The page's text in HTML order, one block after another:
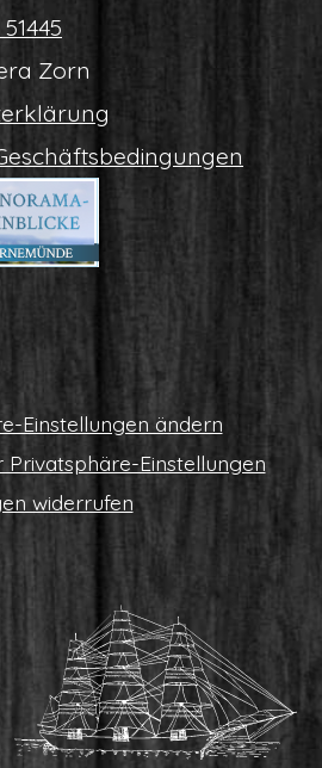
Zorn
Ein­stel­lun­gen ändern
Privatsphäre-Einstellungen
widerrufen